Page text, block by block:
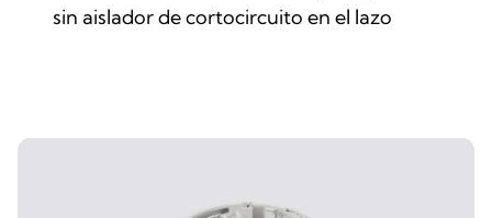
sin aislador de cortocircuito en el lazo